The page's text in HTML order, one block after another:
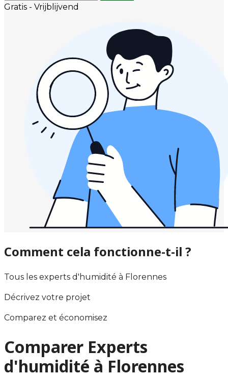
Gratis - Vrijblijvend
Comment cela fonctionne-t-il ?
Tous les experts d'humidité à Florennes
Décrivez votre projet
Comparez et économisez
Comparer Experts
d'humidité à Florennes